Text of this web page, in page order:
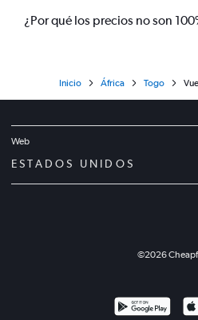
¿Por qué los precios no son
Inicio África Togo
Web
ESTADOS UNIDOS
©2026